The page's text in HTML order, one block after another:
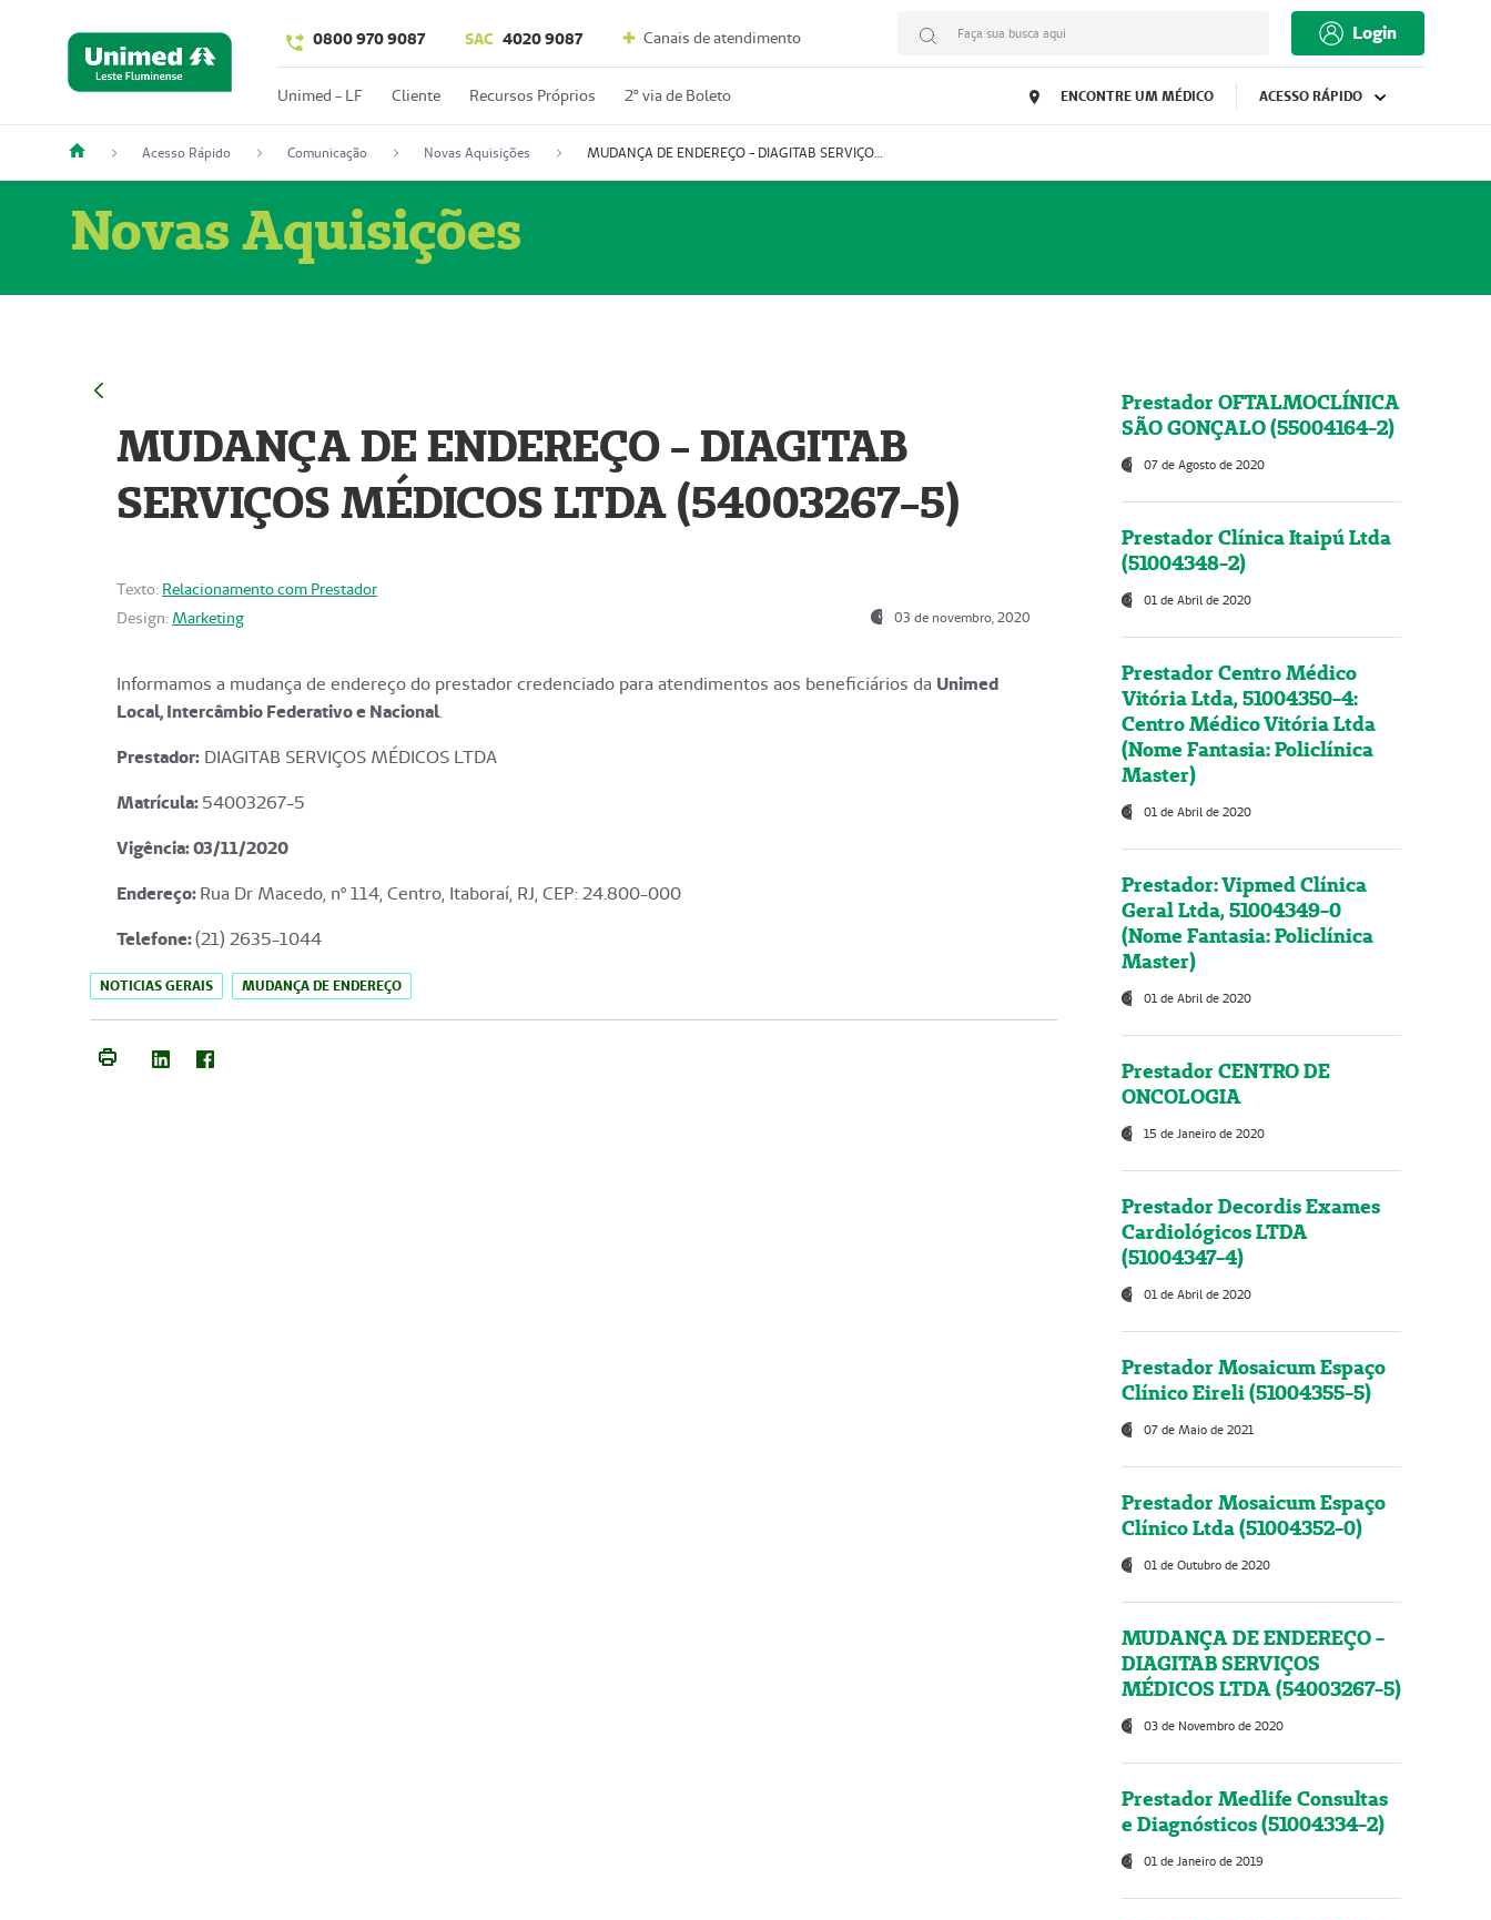
0800 970 9087 SAC 4020 9087 Canais de atendimento Faça sua busca aqui Login
Unimed - LF Cliente Recursos Próprios 2º via de Boleto ENCONTRE UM MÉDICO ACESSO RÁPIDO
Acesso Rápido Comunicação Novas Aquisições MUDANÇA DE ENDEREÇO - DIAGITAB SERVIÇOS MÉDICOS LTDA (54003267-5)
Novas Aquisições
MUDANÇA DE ENDEREÇO - DIAGITAB
SERVIÇOS MÉDICOS LTDA (54003267-5)
Texto: Relacionamento com Prestador
Design: Marketing 03 de novembro, 2020
Informamos a mudança de endereço do prestador credenciado para atendimentos aos beneficiários da Unimed
Local, Intercâmbio Federativo e Nacional.
Prestador: DIAGITAB SERVIÇOS MÉDICOS LTDA
Matrícula:54003267-5
Vigência: 03/11/2020
Endereço:Rua Dr Macedo, nº 114, Centro, Itaboraí, RJ, CEP: 24.800-000
Telefone:(21) 2635-1044
NOTICIAS GERAIS MUDANÇA DE ENDEREÇO
Prestador OFTALMOCLÍNICA
SÃO GONÇALO (55004164-2)
07 de Agosto de 2020
Prestador Clínica Itaipú Ltda
(51004348-2)
01 de Abril de 2020
Prestador Centro Médico
Vitória Ltda, 51004350-4:
Centro Médico Vitória Ltda
(Nome Fantasia: Policlínica
Master)
01 de Abril de 2020
Prestador: Vipmed Clínica
Geral Ltda, 51004349-0
(Nome Fantasia: Policlínica
Master)
01 de Abril de 2020
Prestador CENTRO DE
ONCOLOGIA
15 de Janeiro de 2020
Prestador Decordis Exames
Cardiológicos LTDA
(51004347-4)
01 de Abril de 2020
Prestador Mosaicum Espaço
Clínico Eireli (51004355-5)
07 de Maio de 2021
Prestador Mosaicum Espaço
Clínico Ltda (51004352-0)
01 de Outubro de 2020
MUDANÇA DE ENDEREÇO -
DIAGITAB SERVIÇOS
MÉDICOS LTDA (54003267-5)
03 de Novembro de 2020
Prestador Medlife Consultas
e Diagnósticos (51004334-2)
01 de Janeiro de 2019